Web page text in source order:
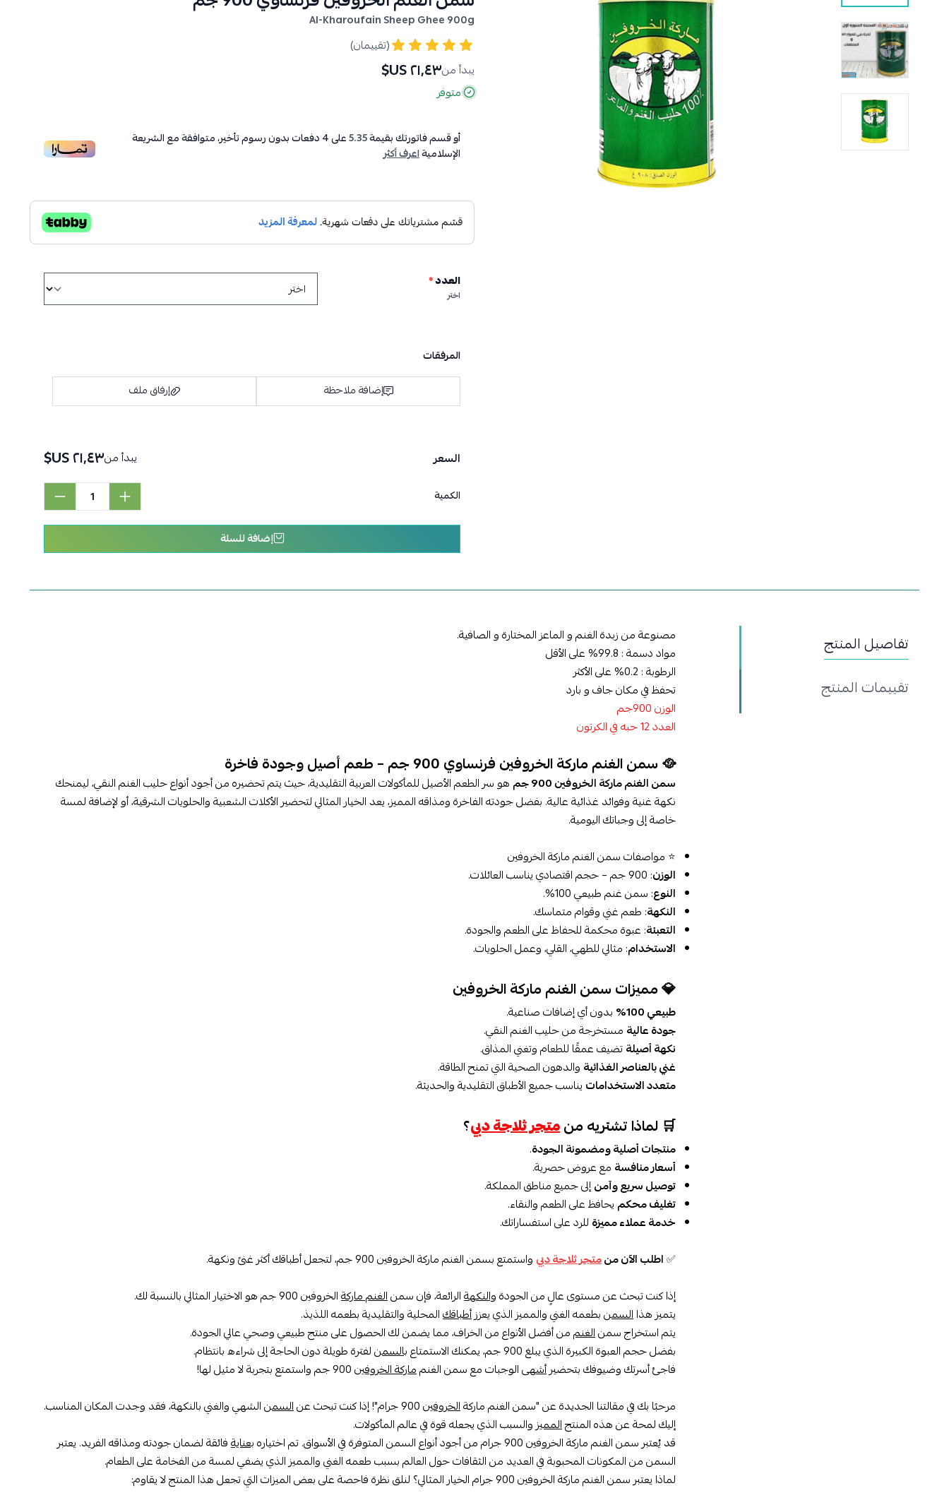
Al-Kharoufain Sheep Ghee 900g
(تقييمان)
يبدأ من٢١٫٤٣ US$
متوفر
أو قسم فاتورتك بقيمة5.35على4دفعات بدون رسوم تأخير، متوافقة مع الشريعة
الإسلاميةاعرف أكثر
العدد*
اختر
المرفقات
إضافة ملاحظة
إرفاق ملف
السعر يبدأ من٢١٫٤٣ US$
الكمية
إضافة للسلة
تفاصيل المنتج
تقييمات المنتج
مصنوعة من زبدة الغنم و الماعز المختارة و الصافية.
مواد دسمة : 99.8% على الأقل
الرطوبة : 0.2% على الأكثر
تحفظ في مكان جاف و بارد
الوزن 900جم
العدد 12 حبه في الكرتون
🥘 سمن الغنم ماركة الخروفين فرنساوي 900 جم – طعم أصيل وجودة فاخرة
سمن الغنم ماركة الخروفين 900 جم
هو سر الطعم الأصيل للمأكولات العربية التقليدية، حيث يتم تحضيره من أجود أنواع حليب الغنم النقي، ليمنحك
نكهة غنية وفوائد غذائية عالية. بفضل جودته الفاخرة ومذاقه المميز، يعد الخيار المثالي لتحضير الأكلات الشعبية والحلويات الشرقية، أو لإضافة لمسة
خاصة إلى وجباتك اليومية.
⭐ مواصفات سمن الغنم ماركة الخروفين
الوزن: 900 جم – حجم اقتصادي يناسب العائلات.
النوع: سمن غنم طبيعي 100%.
النكهة: طعم غني وقوام متماسك.
التعبئة: عبوة محكمة للحفاظ على الطعم والجودة.
الاستخدام: مثالي للطهي، القلي، وعمل الحلويات.
💎 مميزات سمن الغنم ماركة الخروفين
طبيعي 100%
بدون أي إضافات صناعية.
جودة عالية مستخرجة من حليب الغنم النقي.
نكهة أصيلةتضيف عمقًا للطعام وتغني المذاق.
غني بالعناصر الغذائية والدهون الصحية التي تمنح الطاقة.
متعدد الاستخدامات يناسب جميع الأطباق التقليدية والحديثة.
🛒 لماذا تشتريه منمتجر ثلاجة دبي؟
منتجات أصلية ومضمونة الجودة.
أسعار منافسة مع عروض حصرية.
توصيل سريع وآمنإلى جميع مناطق المملكة.
تغليف محكم يحافظ على الطعم والنقاء.
خدمة عملاء مميزة للرد على استفساراتك.
✅اطلب الآن منمتجر ثلاجة دبي واستمتع بسمن الغنم ماركة الخروفين 900 جم، لتجعل أطباقك أكثر غنىً ونكهة.
إذا كنت تبحث عن مستوى عالٍ من الجودةوالنكهةالرائعة، فإن سمنالغنم ماركةالخروفين 900 جم هو الاختيار المثالي بالنسبة لك.
يتميز هذاالسمنبطعمه الغني والمميز الذي يعززأطباقكالمحلية والتقليدية بطعمه اللذيذ.
يتم استخراج سمنالغنممن أفضل الأنواع من الخراف، مما يضمن لك الحصول على منتج طبيعي وصحي عالي الجودة.
بفضل حجم العبوة الكبيرة الذي يبلغ 900 جم، يمكنك الاستمتاع
بالسمنلفترة طويلة دون الحاجة إلى شراءه بانتظام.
فاجئ أسرتك وضيوفك بتحضيرأشهىالوجبات مع سمن الغنمماركة الخروفين
مرحبًا بك في مقالتنا الجديدة عن "سمن الغنم ماركةالخروفين السمنالشهي والغني بالنكهة، فقد وجدت المكان المناسب.
إليك لمحة عن هذه المنتجالمميزوالسبب الذي يجعله قوة في عالم المأكولات.
قد يُعتبر سمن الغنم ماركة الخروفين 900 جرام من أجود أنواع السمن المتوفرة في الأسواق. تم اختياره
بعنايةفائقة لضمان جودته ومذاقه الفريد. يعتبر
السمن من المكونات المحبوبة في العديد من الثقافات حول العالم بسبب طعمه الغني والمميز الذي يضفي لمسة من الفخامة على الطعام.
لماذا يعتبر سمن الغنم ماركة الخروفين 900 جرام الخيار المثالي؟ لنلق نظرة فاحصة على بعض الميزات التي تجعل هذا المنتج لا يقاوم: